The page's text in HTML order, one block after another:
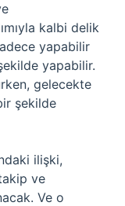
kalbi delik
yapabilir
yapabilir.
gelecekte
şekilde
ilişki,
ve
Ve o